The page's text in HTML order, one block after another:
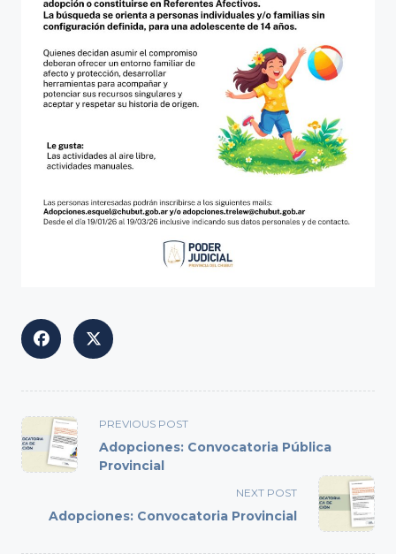
<span
class="nav-
subtitle
reader-
text">Page</span>
PREVIOUS POST
Adopciones: Convocatoria Pública
Provincial
NEXT POST
Adopciones: Convocatoria Provincial